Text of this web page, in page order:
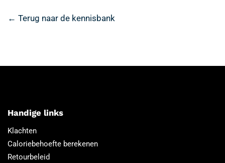
← Terug naar de kennisbank
Handige links
Klachten
Caloriebehoefte berekenen
Retourbeleid